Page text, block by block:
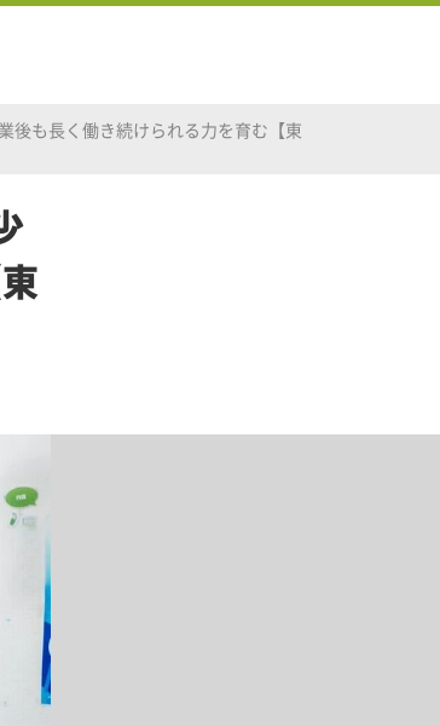
後も長く働き続けられる力を育む【東